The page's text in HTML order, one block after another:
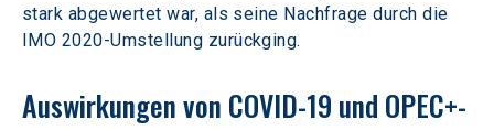
stark abgewertet war, als seine Nachfrage durch die
IMO 2020-Umstellung zurückging.
Auswirkungen von COVID-19 und OPEC+-